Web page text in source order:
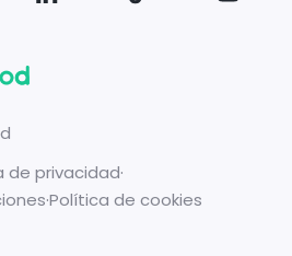
de privacidad·
·Política de cookies